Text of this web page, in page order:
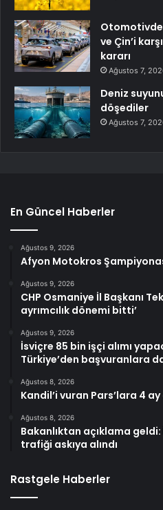
Otomotivde
ve Çin’i
kararı
Ağustos 7,
Deniz
döşediler
Ağustos 7,
En Güncel Haberler
Ağustos 9, 2026
Afyon Motokros
Ağustos 9, 2026
CHP Osmaniye İl Başkanı
ayrımcılık dönemi bitti’
Ağustos 9, 2026
İsviçre 85 bin işçi alımı
Türkiye’den başvuranlara
Ağustos 8, 2026
Kandil’i vuran Pars’lara 4 ay
Ağustos 8, 2026
Bakanlıktan açıklama
trafiği askıya alındı
Rastgele Haberler